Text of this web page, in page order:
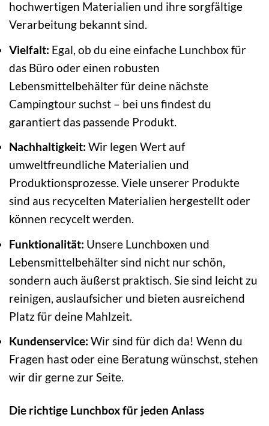
hochwertigen Materialien und ihre sorgfältige
Verarbeitung bekannt sind.
Vielfalt: Egal, ob du eine einfache Lunchbox für
das Büro oder einen robusten
Lebensmittelbehälter für deine nächste
Campingtour suchst – bei uns findest du
garantiert das passende Produkt.
Nachhaltigkeit: Wir legen Wert auf
umweltfreundliche Materialien und
Produktionsprozesse. Viele unserer Produkte
sind aus recycelten Materialien hergestellt oder
können recycelt werden.
Funktionalität: Unsere Lunchboxen und
Lebensmittelbehälter sind nicht nur schön,
sondern auch äußerst praktisch. Sie sind leicht zu
reinigen, auslaufsicher und bieten ausreichend
Platz für deine Mahlzeit.
Kundenservice: Wir sind für dich da! Wenn du
Fragen hast oder eine Beratung wünschst, stehen
wir dir gerne zur Seite.
Die richtige Lunchbox für jeden Anlass